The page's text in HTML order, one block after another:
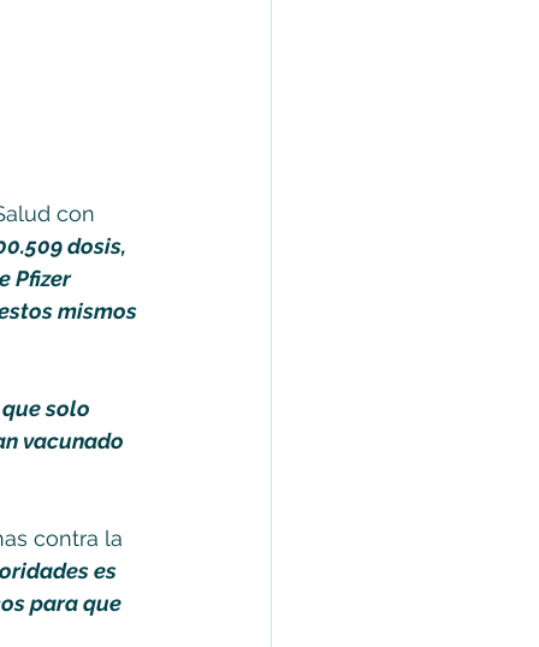
con
dosis,
Pfizer
mismos
solo
vacunado
contra la
es
para que